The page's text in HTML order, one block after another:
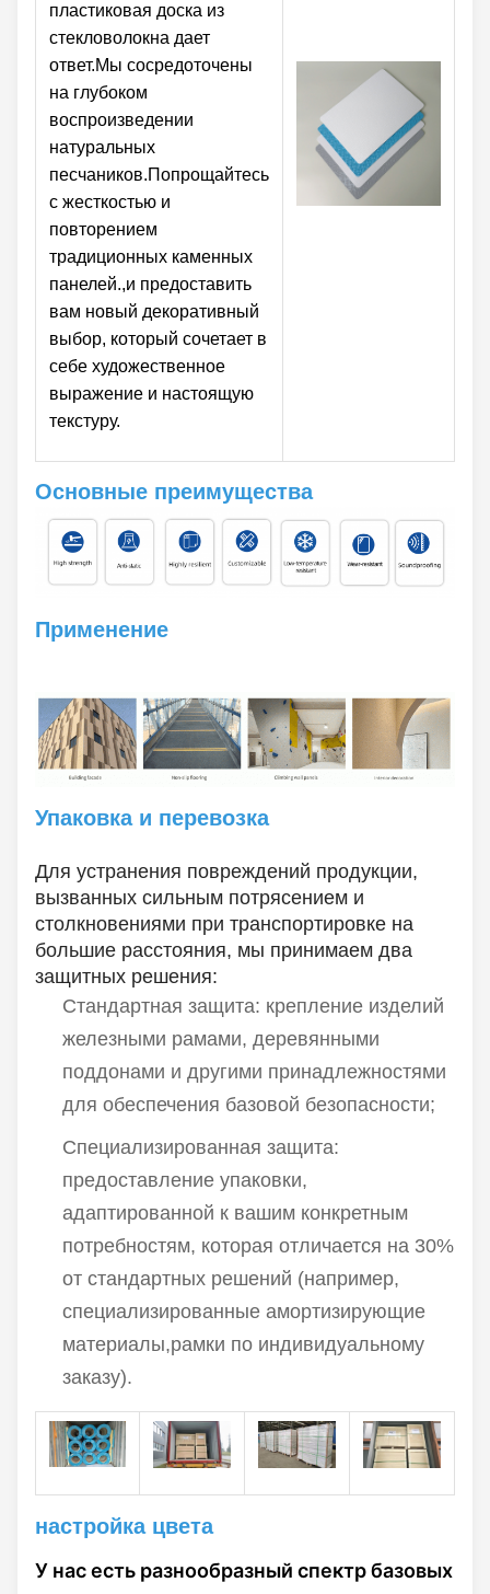
пластиковая доска из
стекловолокна дает
ответ.Мы сосредоточены
на глубоком
воспроизведении
натуральных
песчаников.Попрощайтесь
с жесткостью и
повторением
традиционных каменных
панелей.,и предоставить
вам новый декоративный
выбор, который сочетает в
себе художественное
выражение и настоящую
текстуру.
Основные преимущества
Применение
Упаковка и перевозка
Для устранения повреждений продукции,
вызванных сильным потрясением и
столкновениями при транспортировке на
большие расстояния, мы принимаем два
защитных решения:
Стандартная защита: крепление изделий
железными рамами, деревянными
поддонами и другими принадлежностями
для обеспечения базовой безопасности;
Специализированная защита:
предоставление упаковки,
адаптированной к вашим конкретным
потребностям, которая отличается на 30%
от стандартных решений (например,
специализированные амортизирующие
материалы,рамки по индивидуальному
заказу).
настройка цвета
У нас есть разнообразный спектр базовых